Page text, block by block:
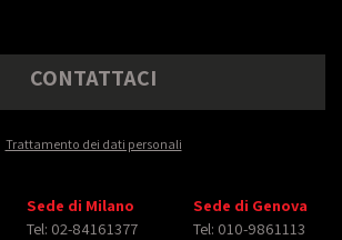
CONTATTACI
Trattamento dei dati personali
Sede di Milano
Tel: 02-84161377
Sede di Genova
Tel: 010-9861113